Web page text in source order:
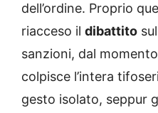
dell’ordine. Proprio
riacceso il dibattito
sanzioni, dal
colpisce l’intera
gesto isolato, seppur